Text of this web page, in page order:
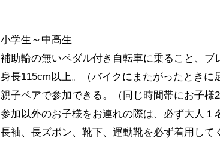
小学生～中高生
補助輪の無いペダル付き自転車に乗ること、ブ
身長115cm以上。（バイクにまたがったときに
親子ペアで参加できる。（同じ時間帯にお子様
参加以外のお子様をお連れの際は、必ず大人１
長袖、長ズボン、靴下、運動靴を必ず着用して